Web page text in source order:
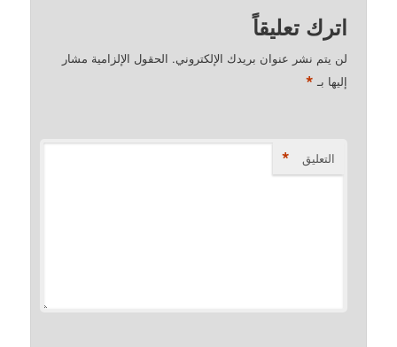
اترك تعليقاً
لن يتم نشر عنوان بريدك الإلكتروني. الحقول الإلزامية مشار
إليها بـ *
التعليق *